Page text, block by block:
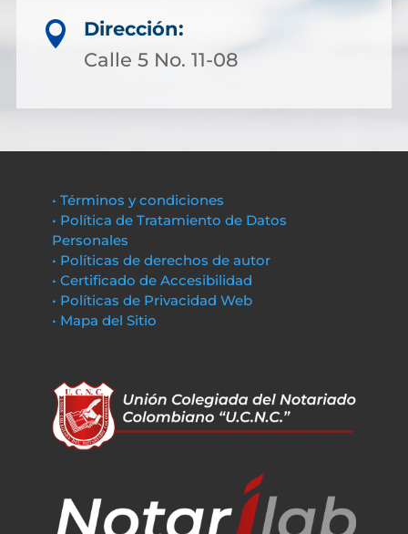

Dirección:
Calle 5 No. 11-08
• Términos y condiciones
• Política de Tratamiento de Datos
Personales
• Políticas de derechos de autor
• Certificado de Accesibilidad
• Políticas de Privacidad Web
• Mapa del Sitio